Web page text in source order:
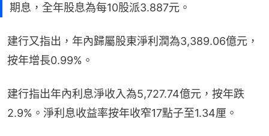
期息，全年股息為每10股派3.887元。
建行又指出，年內歸屬股東淨利潤為3,389.06億元，
按年增長0.99%。
建行指出年內利息淨收入為5,727.74億元，按年跌
2.9%。淨利息收益率按年收窄17點子至1.34厘。